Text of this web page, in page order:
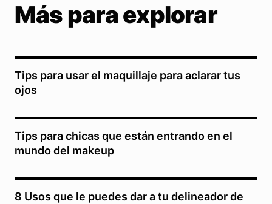
Más para explorar
Tips para usar el maquillaje para aclarar tus
ojos
Tips para chicas que están entrando en el
mundo del makeup
8 Usos que le puedes dar a tu delineador de